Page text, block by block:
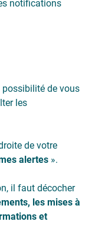
notifications
de vous
les
de votre
alertes ».
il faut décocher
les mises à
et